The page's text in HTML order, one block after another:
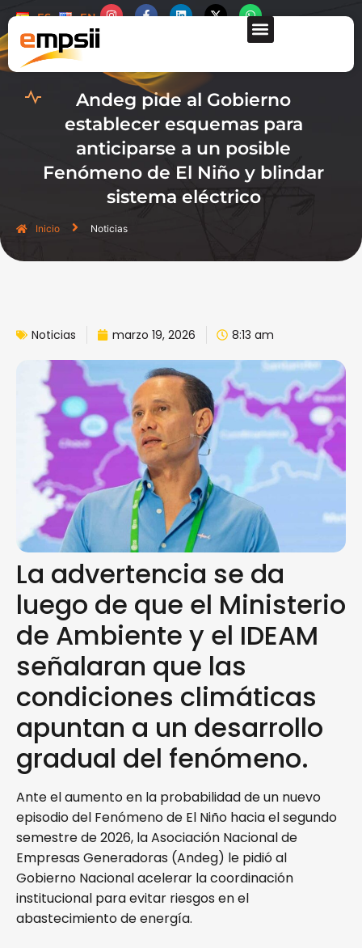
ES EN
Andeg pide al Gobierno
establecer esquemas para
anticiparse a un posible
Fenómeno de El Niño y blindar
sistema eléctrico
Inicio Noticias
Noticias marzo 19, 2026 8:13 am
La advertencia se da
luego de que el Ministerio
de Ambiente y el IDEAM
señalaran que las
condiciones climáticas
apuntan a un desarrollo
gradual del fenómeno.
Ante el aumento en la probabilidad de un nuevo
episodio del Fenómeno de El Niño hacia el segundo
semestre de 2026, la Asociación Nacional de
Empresas Generadoras (Andeg) le pidió al
Gobierno Nacional acelerar la coordinación
institucional para evitar riesgos en el
abastecimiento de energía.